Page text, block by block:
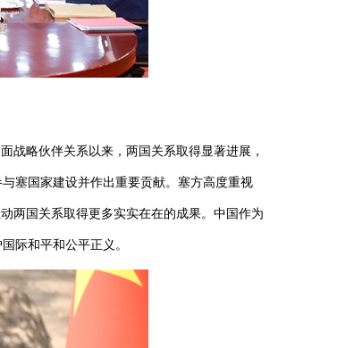
略伙伴关系以来，两国关系取得显著进展，
塞国家建设并作出重要贡献。塞方高度重视
两国关系取得更多实实在在的成果。中国作为
际和平和公平正义。